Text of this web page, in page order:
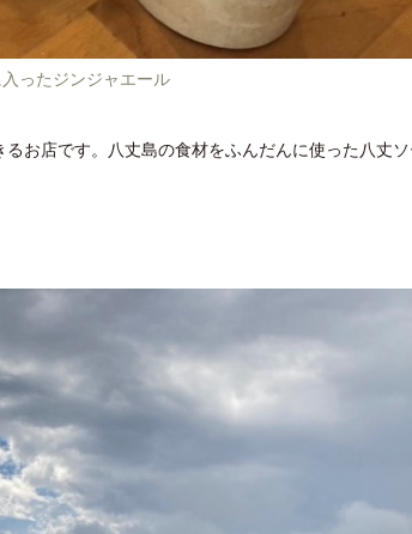
ったジンジャエール
お店です。八丈島の食材をふんだんに使った八丈